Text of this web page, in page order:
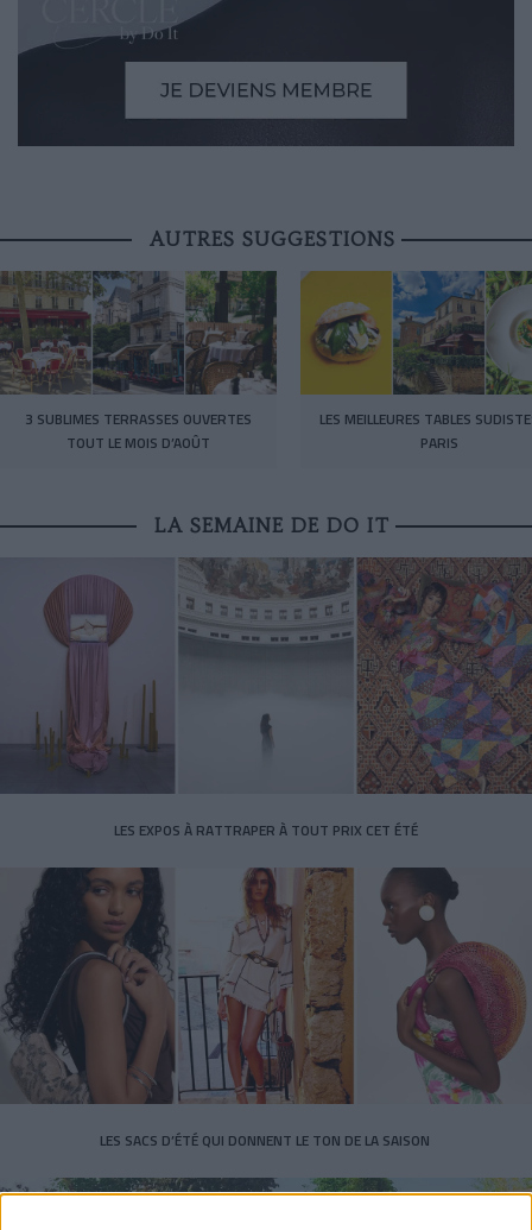
AUTRES SUGGESTIONS
3 SUBLIMES TERRASSES OUVERTES
TOUT LE MOIS D’AOÛT
LES MEILLEURES TABLES
PARIS
LA SEMAINE DE DO IT
LES EXPOS À RATTRAPER À TOUT PRIX CET ÉTÉ
LES SACS D’ÉTÉ QUI DONNENT LE TON DE LA SAISON